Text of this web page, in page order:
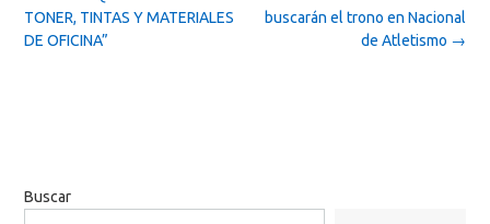
navigation
buscarán el trono en Nacional
de Atletismo →
TONER, TINTAS Y MATERIALES
DE OFICINA”
Buscar